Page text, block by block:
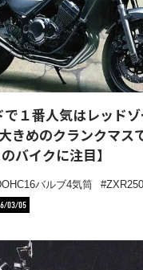
１番人気はレッドゾ
きめのクランクマス
バイクに注目】
バルブ4気筒
03/05